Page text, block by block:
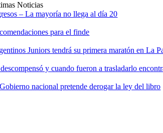
Noticias
– La mayoría no llega al día 20
para el finde
Juniors tendrá su primera maratón en La
y cuando fueron a trasladarlo
nacional pretende derogar la ley del libro